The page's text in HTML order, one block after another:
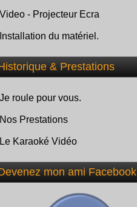
Video - Projecteur Ecra
Installation du matériel.
& Prestations
Je roule pour vous.
Nos Prestations
Le Karaoké Vidéo
mon ami Facebook